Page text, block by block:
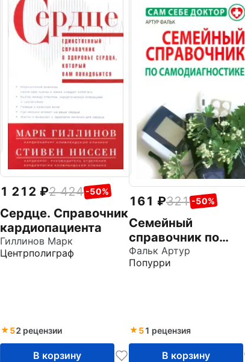
1 212 2 424 -50%
Сердце. Справочник
кардиопациента
Гиллинов Марк
Центрполиграф
52 рецензии
В корзину
161 321 -50%
Семейный
справочник по
самодиагностике
Фальк Артур
Попурри
51 рецензия
В корзину